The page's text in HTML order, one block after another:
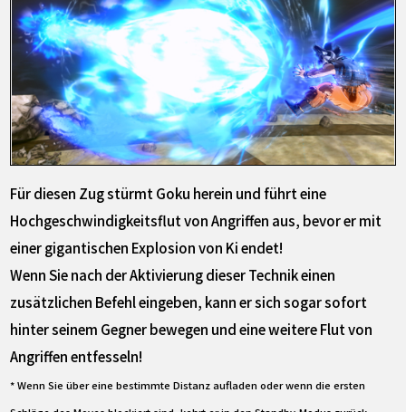
Für diesen Zug stürmt Goku herein und führt eine
Hochgeschwindigkeitsflut von Angriffen aus, bevor er mit
einer gigantischen Explosion von Ki endet!
Wenn Sie nach der Aktivierung dieser Technik einen
zusätzlichen Befehl eingeben, kann er sich sogar sofort
hinter seinem Gegner bewegen und eine weitere Flut von
Angriffen entfesseln!
* Wenn Sie über eine bestimmte Distanz aufladen oder wenn die ersten